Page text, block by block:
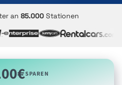
an 85.000 Stationen
SPAREN